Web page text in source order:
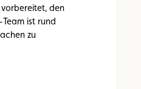
den
ist rund
zu